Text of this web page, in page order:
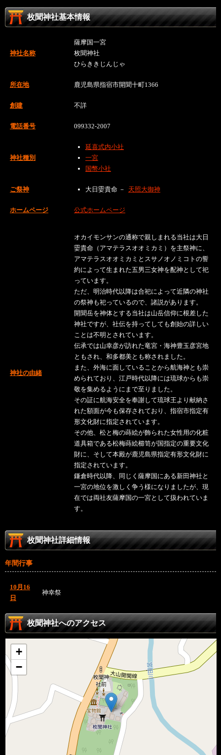
枚聞神社基本情報
神社名称
薩摩国一宮
枚聞神社
ひらききじんじゃ
所在地 鹿児島県指宿市開聞十町1366
創建 不詳
電話番号 099332-2007
神社種別
延喜式内小社
一宮
国幣小社
ご祭神 大日孁貴命 － 天照大御神
ホームページ 公式ホームページ
神社の由緒
オカイモンサンの通称で親しまれる当社は大日
孁貴命（アマテラスオオミカミ）を主祭神に、
アマテラスオオミカミとスサノオノミコトの誓
約によって生まれた五男三女神を配神として祀
っています。
ただ、明治時代以降は合祀によって近隣の神社
の祭神も祀っているので、諸説があります。
開聞岳を神体とする当社は山岳信仰に根差した
神社ですが、社伝を持ってしても創始の詳しい
ことは不明とされています。
伝承では山幸彦が訪れた竜宮・海神豊玉彦宮地
ともされ、和多都美とも称されました。
また、外海に面していることから航海神とも崇
められており、江戸時代以降には琉球からも崇
敬を集めるようにまで至りました。
その証に航海安全を奉謝して琉球王より献納さ
れた額面が今も保存されており、指宿市指定有
形文化財に指定されています。
その他、松と梅の蒔絵が飾られた女性用の化粧
道具箱である松梅蒔絵櫛笥が国指定の重要文化
財に、そして本殿が鹿児島県指定有形文化財に
指定されています。
鎌倉時代以降、同じく薩摩国にある新田神社と
一宮の地位を激しく争う様になりましたが、現
在では両社友薩摩国の一宮として扱われていま
す。
枚聞神社詳細情報
年間行事
10月16
日
神幸祭
枚聞神社へのアクセス
+
−